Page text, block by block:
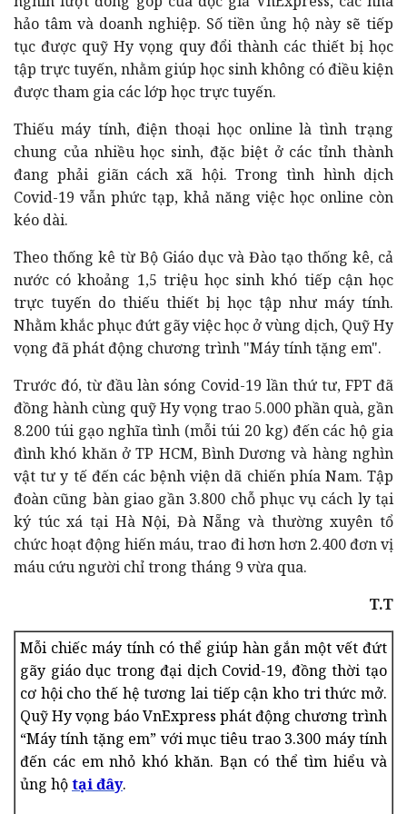
hảo tâm và doanh nghiệp. Số tiền ủng hộ này sẽ tiếp
tục được quỹ Hy vọng quy đổi thành các thiết bị học
tập trực tuyến, nhằm giúp học sinh không có điều kiện
được tham gia các lớp học trực tuyến.
Thiếu máy tính, điện thoại học online là tình trạng
chung của nhiều học sinh, đặc biệt ở các tỉnh thành
đang phải giãn cách xã hội. Trong tình hình dịch
Covid-19 vẫn phức tạp, khả năng việc học online còn
kéo dài.
Theo thống kê từ Bộ Giáo dục và Đào tạo thống kê, cả
nước có khoảng 1,5 triệu học sinh khó tiếp cận học
trực tuyến do thiếu thiết bị học tập như máy tính.
Nhằm khắc phục đứt gãy việc học ở vùng dịch, Quỹ Hy
vọng đã phát động chương trình "Máy tính tặng em".
Trước đó, từ đầu làn sóng Covid-19 lần thứ tư, FPT đã
đồng hành cùng quỹ Hy vọng trao 5.000 phần quà, gần
8.200 túi gạo nghĩa tình (mỗi túi 20 kg) đến các hộ gia
đình khó khăn ở TP HCM, Bình Dương và hàng nghìn
vật tư y tế đến các bệnh viện dã chiến phía Nam. Tập
đoàn cũng bàn giao gần 3.800 chỗ phục vụ cách ly tại
ký túc xá tại Hà Nội, Đà Nẵng và thường xuyên tổ
chức hoạt động hiến máu, trao đi hơn hơn 2.400 đơn vị
máu cứu người chỉ trong tháng 9 vừa qua.
T.T
Mỗi chiếc máy tính có thể giúp hàn gắn một vết đứt
gãy giáo dục trong đại dịch Covid-19, đồng thời tạo
cơ hội cho thế hệ tương lai tiếp cận kho tri thức mở.
Quỹ Hy vọng báo VnExpress phát động chương trình
“Máy tính tặng em” với mục tiêu trao 3.300 máy tính
đến các em nhỏ khó khăn. Bạn có thể tìm hiểu và
ủng hộtại đây.